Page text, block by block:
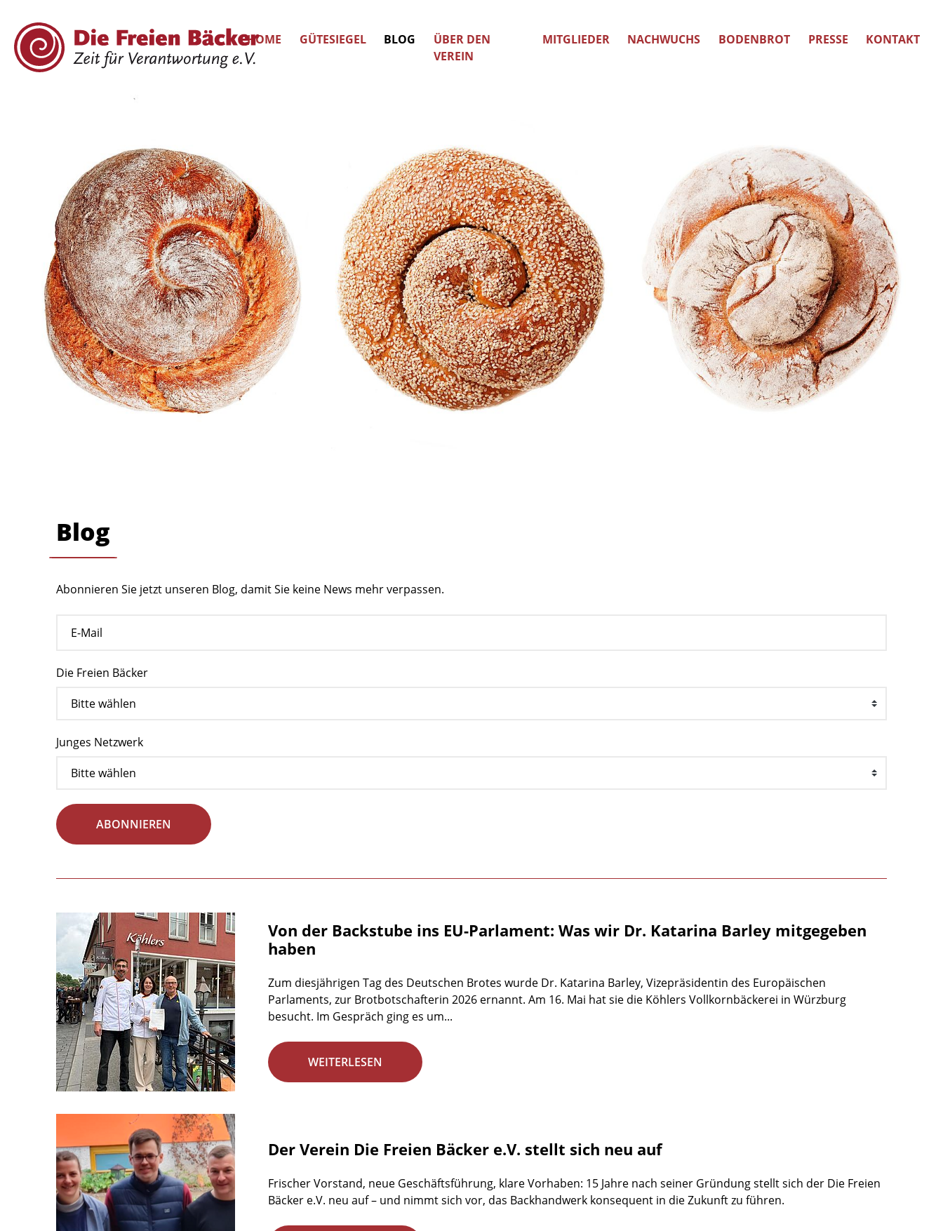
HOME GÜTESIEGEL BLOG
ÜBER DEN
VEREIN
MITGLIEDER NACHWUCHS BODENBROT PRESSE KONTAKT
Blog
Abonnieren Sie jetzt unseren Blog, damit Sie keine News mehr verpassen.
Die Freien Bäcker
Junges Netzwerk
ABONNIEREN
Von der Backstube ins EU-Parlament: Was wir Dr. Katarina Barley mitgegeben
haben
Zum diesjährigen Tag des Deutschen Brotes wurde Dr. Katarina Barley, Vizepräsidentin des Europäischen
Parlaments, zur Brotbotschafterin 2026 ernannt. Am 16. Mai hat sie die Köhlers Vollkornbäckerei in Würzburg
besucht. Im Gespräch ging es um...
WEITERLESEN
Der Verein Die Freien Bäcker e.V. stellt sich neu auf
Frischer Vorstand, neue Geschäftsführung, klare Vorhaben: 15 Jahre nach seiner Gründung stellt sich der Die Freien
Bäcker e.V. neu auf – und nimmt sich vor, das Backhandwerk konsequent in die Zukunft zu führen.